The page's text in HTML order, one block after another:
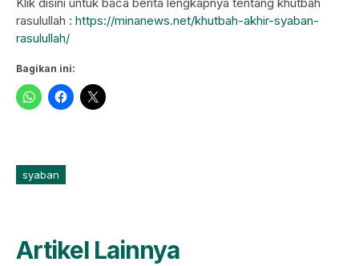
rasulullah : https://minanews.net/khutbah-akhir-syaban-
rasulullah/
Bagikan ini:
syaban
Artikel Lainnya